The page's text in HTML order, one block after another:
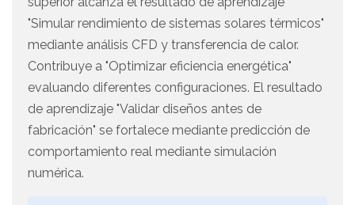
"Simular rendimiento de sistemas solares térmicos"
mediante análisis CFD y transferencia de calor.
Contribuye a "Optimizar eficiencia energética"
evaluando diferentes configuraciones. El resultado
de aprendizaje "Validar diseños antes de
fabricación" se fortalece mediante predicción de
comportamiento real mediante simulación
numérica.